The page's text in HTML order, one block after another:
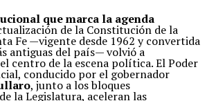
que marca la agenda
de la Constitución de la
Fe —vigente desde 1962 y convertida
antiguas del país— volvió a
centro de la escena política. El Poder
conducido por el gobernador
, junto a los bloques
la Legislatura, aceleran las